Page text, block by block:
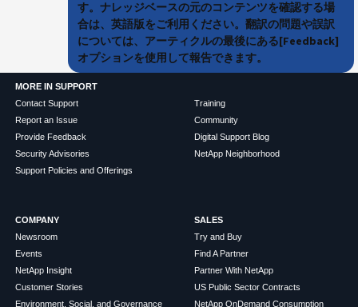
す。ナレッジベースの元のコンテンツを確認する場
合は、英語版をご利用ください。翻訳の問題や誤訳
については、アーティクルの最後にある[Feedback]
オプションを使用して報告できます。
MORE IN SUPPORT
Contact Support
Report an Issue
Provide Feedback
Security Advisories
Support Policies and Offerings
Training
Community
Digital Support Blog
NetApp Neighborhood
COMPANY
Newsroom
Events
NetApp Insight
Customer Stories
Environment, Social, and Governance
SALES
Try and Buy
Find A Partner
Partner With NetApp
US Public Sector Contracts
NetApp OnDemand Consumption